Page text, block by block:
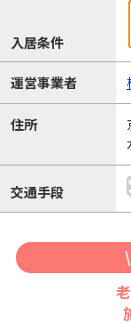
入居条件
運営事業者
住所
交通手段